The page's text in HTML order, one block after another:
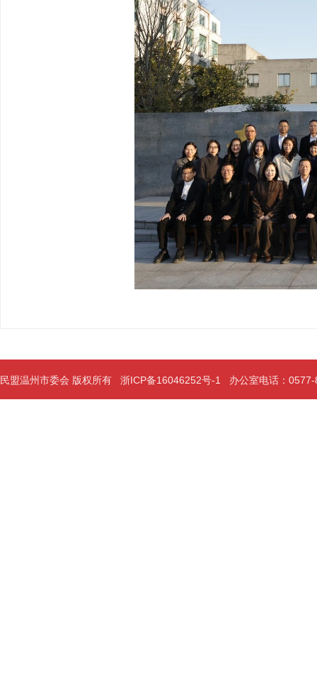
民盟温州市委会 版权所有 浙ICP备16046252号-1 办公室电话：